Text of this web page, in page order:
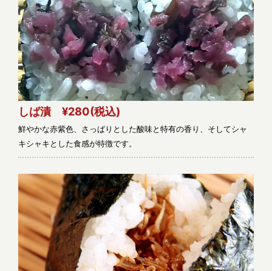
しば漬 ¥280(税込)
鮮やかな赤紫色、さっぱりとした酸味と特有の香り、そしてシャ
キシャキとした食感が特徴です。